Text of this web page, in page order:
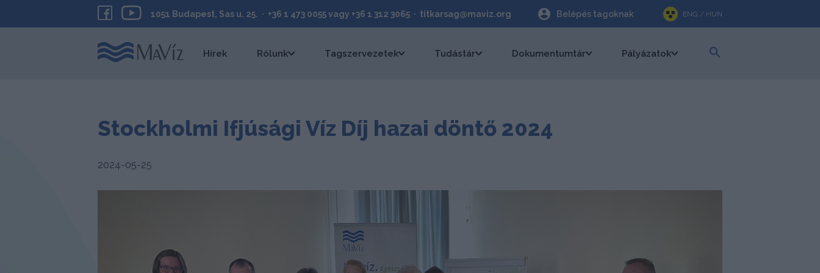
1051 Budapest, Sas u. 25. · +36 1 473 0055 vagy +36 1 312 3065 · titkarsag@maviz.org Belépés tagoknak ENG / HUN
Hírek Rólunk Tagszervezetek Tudástár Dokumentumtár Pályázatok
Stockholmi Ifjúsági Víz Díj hazai döntő 2024
2024-05-25